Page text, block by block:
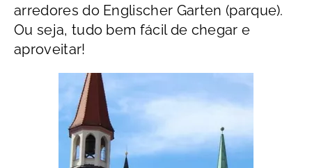
arredores do Englischer Garten (parque).
Ou seja, tudo bem fácil de chegar e
aproveitar!